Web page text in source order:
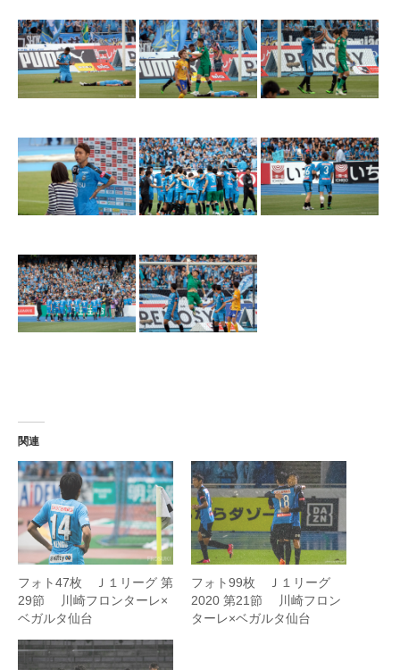
関連
フォト47枚 Ｊ１リーグ 第
29節 川崎フロンターレ×
ベガルタ仙台
フォト99枚 Ｊ１リーグ
2020 第21節 川崎フロン
ターレ×ベガルタ仙台